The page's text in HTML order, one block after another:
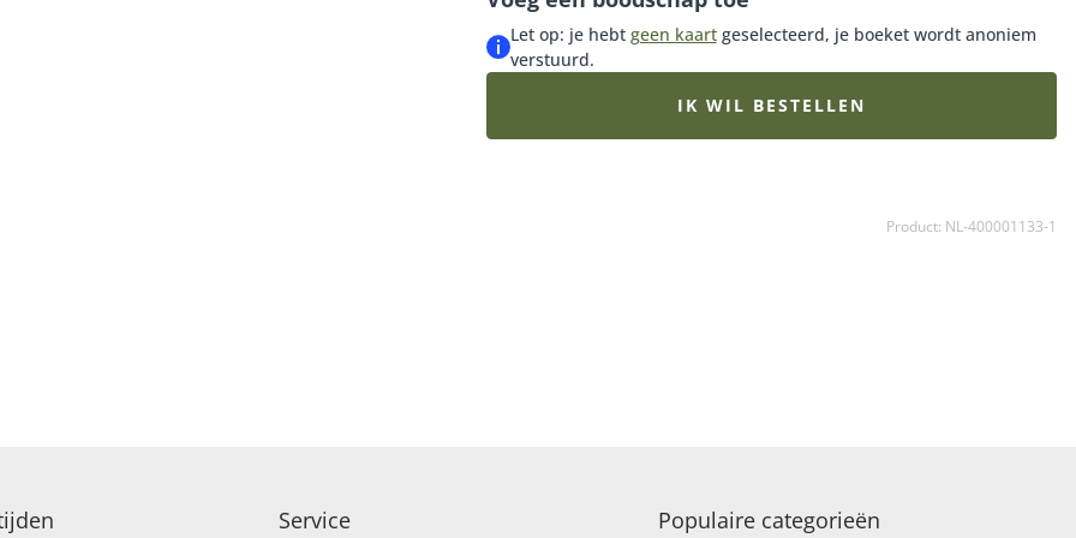
afbeelding.
Let op: je hebt geen kaartgeselecteerd, je boeket wordt anoniem
verstuurd.
IK WIL BESTELLEN
Product: NL-400001133-1
Service Populaire categorieën